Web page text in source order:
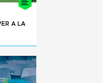
A LA